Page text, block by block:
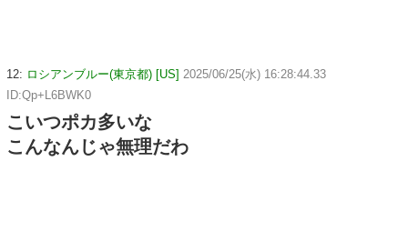
12: ロシアンブルー(東京都) [US] 2025/06/25(水) 16:28:44.33
ID:Qp+L6BWK0
こいつポカ多いな
こんなんじゃ無理だわ